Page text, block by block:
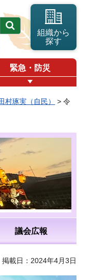
組織から
探す
緊急・防災
村琢実（自民）
> 令
議会広報
掲載日：2024年4月3日